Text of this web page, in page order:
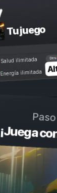
Tu juego
Salud ilimitada
Energía ilimitada
¡Juega